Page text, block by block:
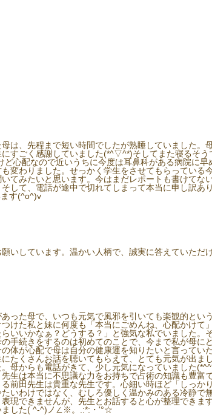
は、先程まで短い時間でしたが熟睡していました。
すごく感謝していました(*^▽^*)そしてまた寝るそ
心配なので近いうちに今度は耳鼻科がある病院に早
変わりました。せっかく学生をさせてもらっている
てみたいと思います。今はまだレポートも書けてな
して、電話が途中で切れてしまって本当に申し訳あ
す(^o^)v
いしています。温かい人柄で、誠実に答えていただ
った母で、いつも元気で風邪を引いても楽観的とい
けた私と妹に何度も「本当にごめんね、心配かけて
いいかなぁ？どうする？」と強気な私でいました。
手続きをするのは初めてのことで、今まで私が母に
体が心配で母は自分の健康運を知りたいと言ってい
たくさんお話を聴いてもらえて、とても元気が出ま
母からも電話がきて、少し元気になっていました
生は本当に不思議な力をお持ちで占術の知識も豊富
前田先生は貴重な先生です。心細い時ほど「しっか
いわけではなく、むしろ優しく温かみのある冷静で
現できませんが、先生とお話すると心が整理できま
ました( ^-^)ノ∠※。.:*:・'°☆